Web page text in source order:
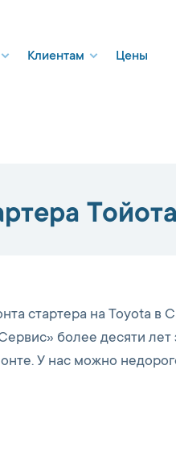
Клиентам Цены
Тойота
стартера на Toyota
более десяти
У нас можно